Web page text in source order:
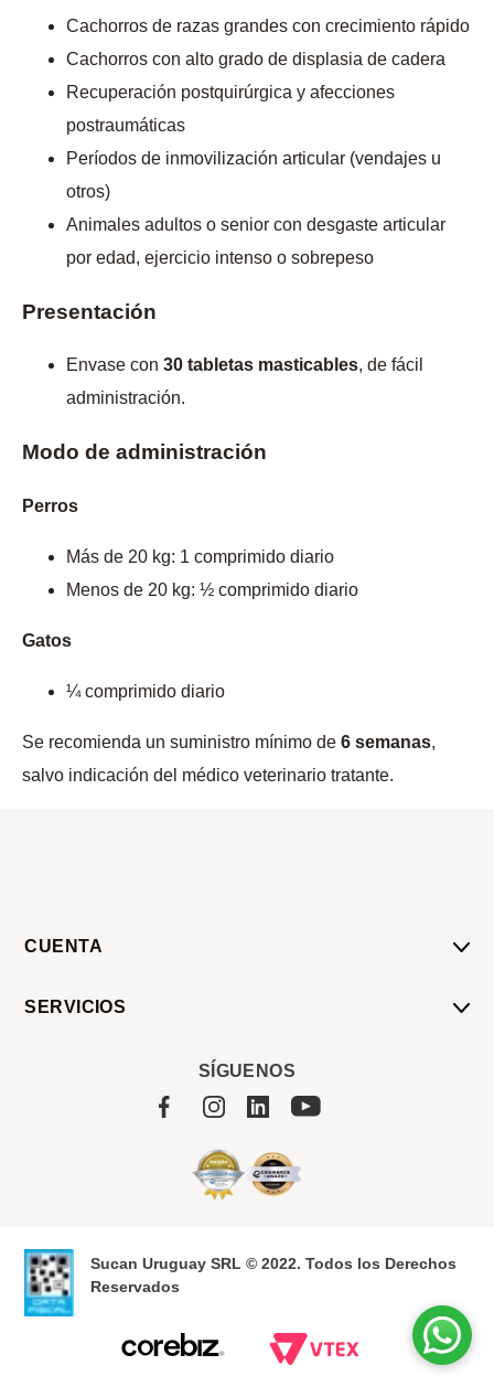
Cachorros de razas grandes con crecimiento rápido
Cachorros con alto grado de displasia de cadera
Recuperación postquirúrgica y afecciones
postraumáticas
Períodos de inmovilización articular (vendajes u
otros)
Animales adultos o senior con desgaste articular
por edad, ejercicio intenso o sobrepeso
Presentación
Envase con 30 tabletas masticables, de fácil
administración.
Modo de administración
Perros
Más de 20 kg: 1 comprimido diario
Menos de 20 kg: ½ comprimido diario
Gatos
¼ comprimido diario
Se recomienda un suministro mínimo de 6 semanas,
salvo indicación del médico veterinario tratante.
CUENTA
SERVICIOS
SÍGUENOS
Sucan Uruguay SRL © 2022. Todos los Derechos
Reservados